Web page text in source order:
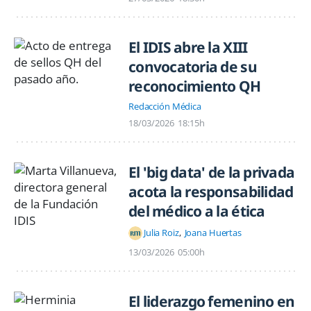
El IDIS abre la XIII
convocatoria de su
reconocimiento QH
Redacción Médica
18/03/2026 18:15h
El 'big data' de la privada
acota la responsabilidad
del médico a la ética
Julia Roiz Joana Huertas
13/03/2026 05:00h
El liderazgo femenino en